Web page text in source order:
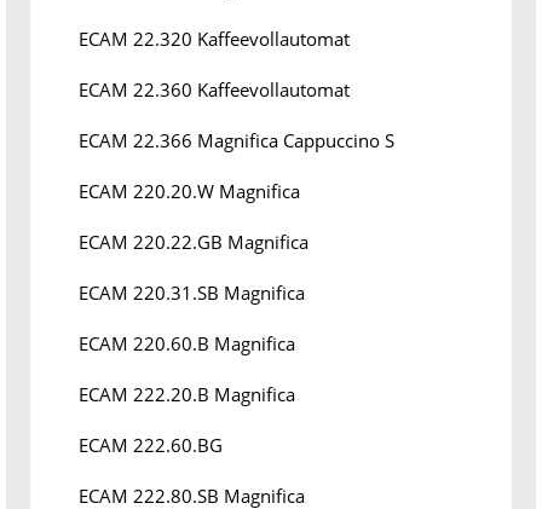
ECAM 22.320 Kaffeevollautomat
ECAM 22.360 Kaffeevollautomat
ECAM 22.366 Magnifica Cappuccino S
ECAM 220.20.W Magnifica
ECAM 220.22.GB Magnifica
ECAM 220.31.SB Magnifica
ECAM 220.60.B Magnifica
ECAM 222.20.B Magnifica
ECAM 222.60.BG
ECAM 222.80.SB Magnifica